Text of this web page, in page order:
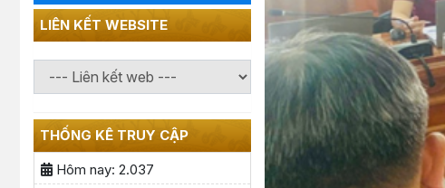
LIÊN KẾT WEBSITE
THỐNG KÊ TRUY CẬP
Hôm nay: 2.037